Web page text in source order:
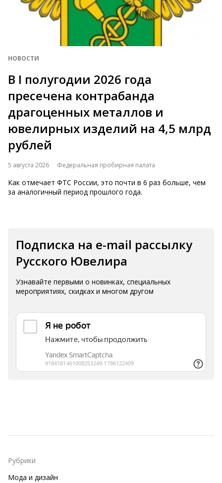
НОВОСТИ
В I полугодии 2026 года
пресечена контрабанда
драгоценных металлов и
ювелирных изделий на 4,5 млрд
рублей
5 августа 2026 Федеральная пробирная палата
Как отмечает ФТС России, это почти в 6 раз больше, чем
за аналогичный период прошлого года.
Подписка на e-mail рассылку
Русского Ювелира
Узнавайте первыми о новинках, специальных
мероприятиях, скидках и многом другом
Рубрики
Мода и дизайн